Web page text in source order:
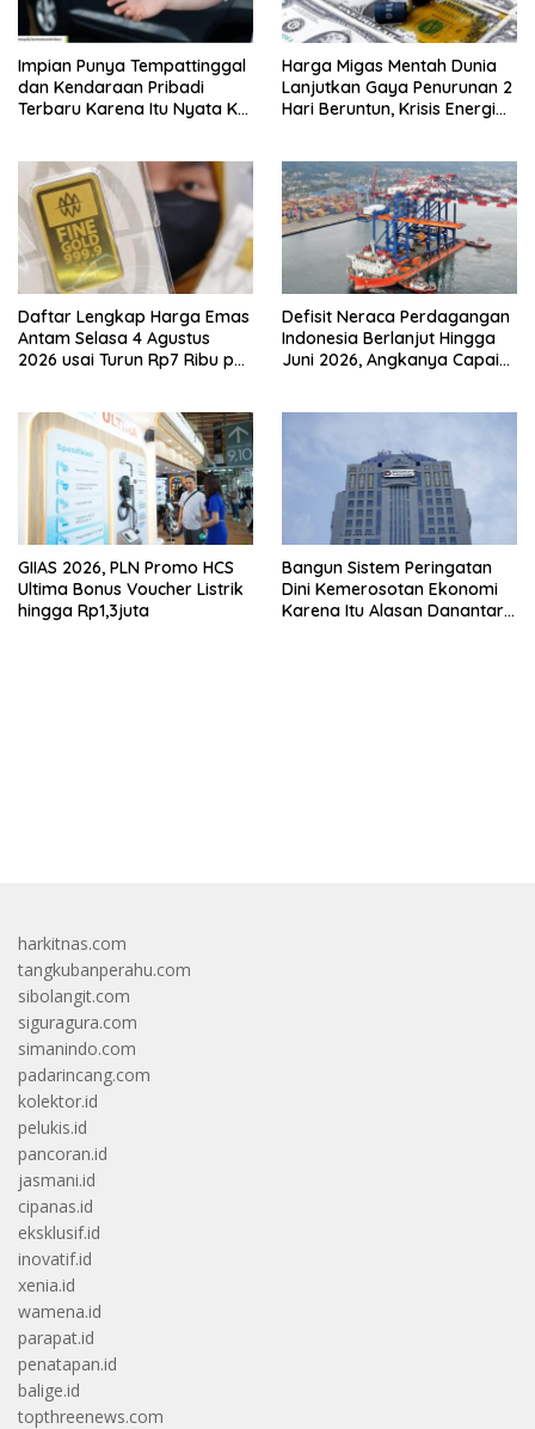
Impian Punya Tempattinggal
dan Kendaraan Pribadi
Terbaru Karena Itu Nyata Ke
Harga Migas Mentah Dunia
Lanjutkan Gaya Penurunan 2
Hari Beruntun, Krisis Energi
Daftar Lengkap Harga Emas
Antam Selasa 4 Agustus
2026 usai Turun Rp7 Ribu per
Defisit Neraca Perdagangan
Indonesia Berlanjut Hingga
Juni 2026, Angkanya Capai
GIIAS 2026, PLN Promo HCS
Ultima Bonus Voucher Listrik
hingga Rp1,3juta
Bangun Sistem Peringatan
Dini Kemerosotan Ekonomi
Karena Itu Alasan Danantara
harkitnas.com
tangkubanperahu.com
sibolangit.com
siguragura.com
simanindo.com
padarincang.com
kolektor.id
pelukis.id
pancoran.id
jasmani.id
cipanas.id
eksklusif.id
inovatif.id
xenia.id
wamena.id
parapat.id
penatapan.id
balige.id
topthreenews.com